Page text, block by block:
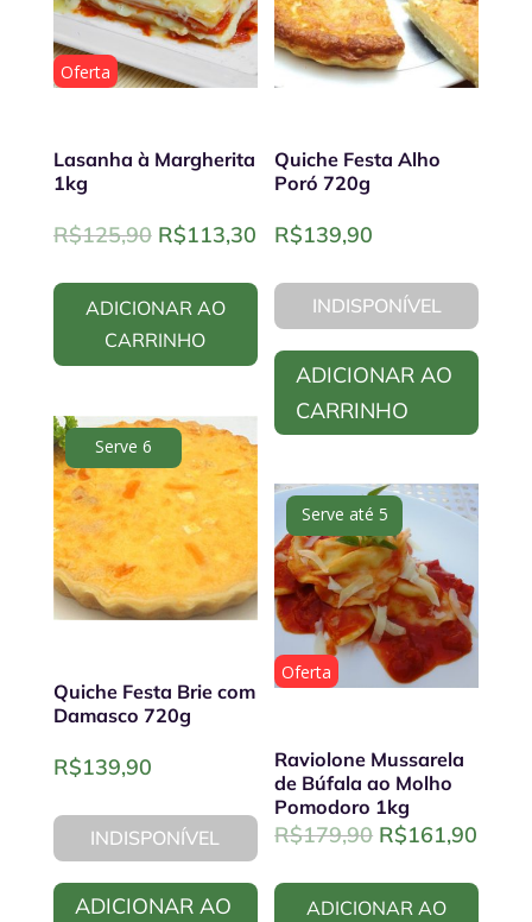
Oferta
Lasanha à Margherita
1kg
R$125,90 Original
was:
R$125,90.
R$113,30Current
is:
R$113,30.
ADICIONAR AO
CARRINHO
Quiche Festa Alho
Poró 720g
R$139,90
INDISPONÍVEL
ADICIONAR AO
CARRINHO
Serve 6
Quiche Festa Brie com
Damasco 720g
R$139,90
INDISPONÍVEL
ADICIONAR AO
Serve até 5
Oferta
Raviolone Mussarela
de Búfala ao Molho
Pomodoro 1kg
R$179,90 Original
was:
R$161,90
is:
ADICIONAR AO